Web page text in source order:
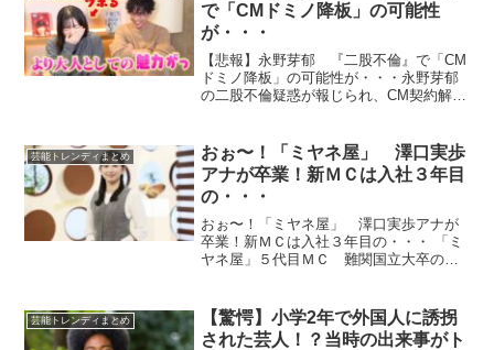
で「CMドミノ降板」の可能性
が・・・
【悲報】永野芽郁 『二股不倫』で「CM
ドミノ降板」の可能性が・・・永野芽郁
の二股不倫疑惑が報じられ、CM契約解消
日曜劇場『キャスター』第4話、永野芽郁
の父役に山中崇、...
芸能トレンディまとめ
おぉ〜！「ミヤネ屋」 澤口実歩
アナが卒業！新ＭＣは入社３年目
の・・・
おぉ〜！「ミヤネ屋」 澤口実歩アナが
卒業！新ＭＣは入社３年目の・・・ 「ミ
ヤネ屋」５代目ＭＣ 難関国立大卒の美
（２９）が２８日に番組卒業し、５代目
ＭＣを３年目の西尾桃...
芸能トレンディまとめ
【驚愕】小学2年で外国人に誘拐
された芸人！？当時の出来事がト